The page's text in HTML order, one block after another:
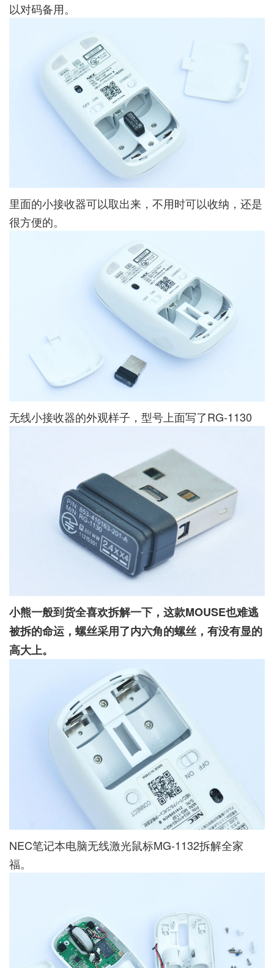
以对码备用。
里面的小接收器可以取出来，不用时可以收纳，还是
很方便的。
无线小接收器的外观样子，型号上面写了RG-1130
小熊一般到货全喜欢拆解一下，这款MOUSE也难逃
被拆的命运，螺丝采用了内六角的螺丝，有没有显的
高大上。
NEC笔记本电脑无线激光鼠标MG-1132拆解全家
福。